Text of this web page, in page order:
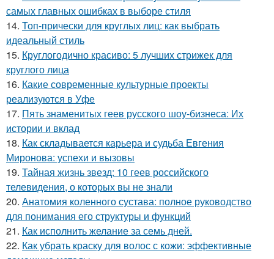
самых главных ошибках в выборе стиля
14. Топ-прически для круглых лиц: как выбрать
идеальный стиль
15. Круглогодично красиво: 5 лучших стрижек для
круглого лица
16. Какие современные культурные проекты
реализуются в Уфе
17. Пять знаменитых геев русского шоу-бизнеса: Их
истории и вклад
18. Как складывается карьера и судьба Евгения
Миронова: успехи и вызовы
19. Тайная жизнь звезд: 10 геев российского
телевидения, о которых вы не знали
20. Анатомия коленного сустава: полное руководство
для понимания его структуры и функций
21. Как исполнить желание за семь дней.
22. Как убрать краску для волос с кожи: эффективные